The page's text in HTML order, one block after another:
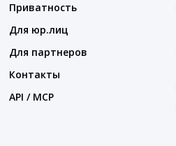
Приватность
Для юр.лиц
Для партнеров
Контакты
API / MCP